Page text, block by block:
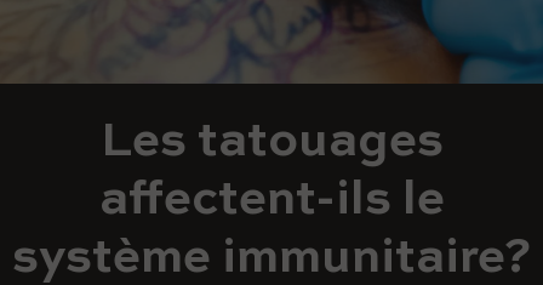
Les tatouages
affectent-ils le
système immunitaire?